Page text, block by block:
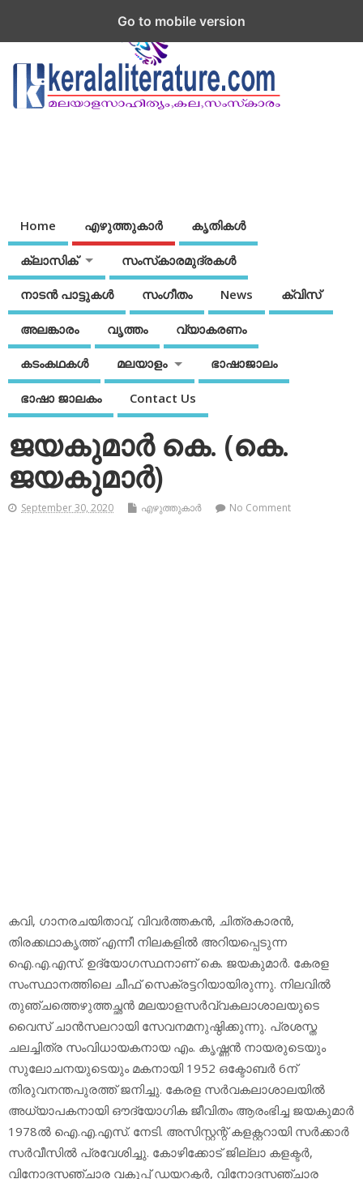
Home എഴുത്തുകാര്‍ കൃതികൾ
ക്ലാസിക് സംസ്‌കാരമുദ്രകള്‍
നാടന്‍ പാട്ടുകള്‍ സംഗീതം News ക്വിസ്
അലങ്കാരം വൃത്തം വ്യാകരണം
കടംകഥകള്‍ മലയാളം ഭാഷാജാലം
ഭാഷാ ജാലകം Contact Us
ജയകുമാര്‍ കെ. (കെ.
ജയകുമാര്‍)
September 30, 2020 എഴുത്തുകാര്‍ No Comment
കവി, ഗാനരചയിതാവ്, വിവര്‍ത്തകന്‍, ചിത്രകാരന്‍,
തിരക്കഥാകൃത്ത് എന്നീ നിലകളില്‍ അറിയപ്പെടുന്ന
ഐ.എ.എസ്. ഉദ്യോഗസ്ഥനാണ് കെ. ജയകുമാര്‍. കേരള
സംസ്ഥാനത്തിലെ ചീഫ് സെക്രട്ടറിയായിരുന്നു. നിലവില്‍
തുഞ്ചത്തെഴുത്തച്ഛന്‍ മലയാളസര്‍വ്വകലാശാലയുടെ
വൈസ് ചാന്‍സലറായി സേവനമനുഷ്ഠിക്കുന്നു. പ്രശസ്ത
ചലച്ചിത്ര സംവിധായകനായ എം. കൃഷ്ണന്‍ നായരുടെയും
സുലോചനയുടെയും മകനായി 1952 ഒക്ടോബര്‍ 6ന്
തിരുവനന്തപുരത്ത് ജനിച്ചു. കേരള സര്‍വകലാശാലയില്‍
അധ്യാപകനായി ഔദ്യോഗിക ജീവിതം ആരംഭിച്ച ജയകുമാര്‍
1978ല്‍ ഐ.എ.എസ്. നേടി. അസിസ്റ്റന്റ് കളക്റ്ററായി സര്‍ക്കാര്‍
സര്‍വീസില്‍ പ്രവേശിച്ചു. കോഴിക്കോട് ജില്ലാ കളക്ടര്‍,
വിനോദസഞ്ചാര വകുപ്പ് ഡയറക്ടര്‍, വിനോദസഞ്ചാര
Go to mobile version